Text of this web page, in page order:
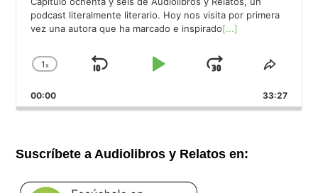
podcast literalmente literario. Hoy nos visita por primera
vez una autora que ha marcado e inspirado[...]
Cambiar
velocidad
de
1x
Saltar
atrás
Reproducir
Pausar
Avanzar
00:00 33:27
Suscríbete a Audiolibros y Relatos en: